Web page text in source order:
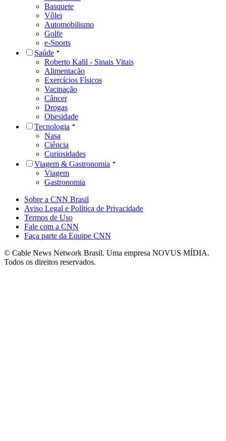
Basquete
Vôlei
Automobilismo
Golfe
e-Sports
Saúde
Roberto Kalil - Sinais Vitais
Alimentação
Exercícios Físicos
Vacinação
Câncer
Drogas
Obesidade
Tecnologia
Nasa
Ciência
Curiosidades
Viagem & Gastronomia
Viagem
Gastronomia
Sobre a CNN Brasil
Aviso Legal e Política de Privacidade
Termos de Uso
Fale com a CNN
Faça parte da Equipe CNN
© Cable News Network Brasil. Uma empresa NOVUS MÍDIA.
Todos os direitos reservados.